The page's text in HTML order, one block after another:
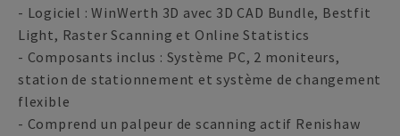
- Logiciel : WinWerth 3D avec 3D CAD Bundle, Bestfit
Light, Raster Scanning et Online Statistics
- Composants inclus : Système PC, 2 moniteurs,
station de stationnement et système de changement
flexible
- Comprend un palpeur de scanning actif Renishaw